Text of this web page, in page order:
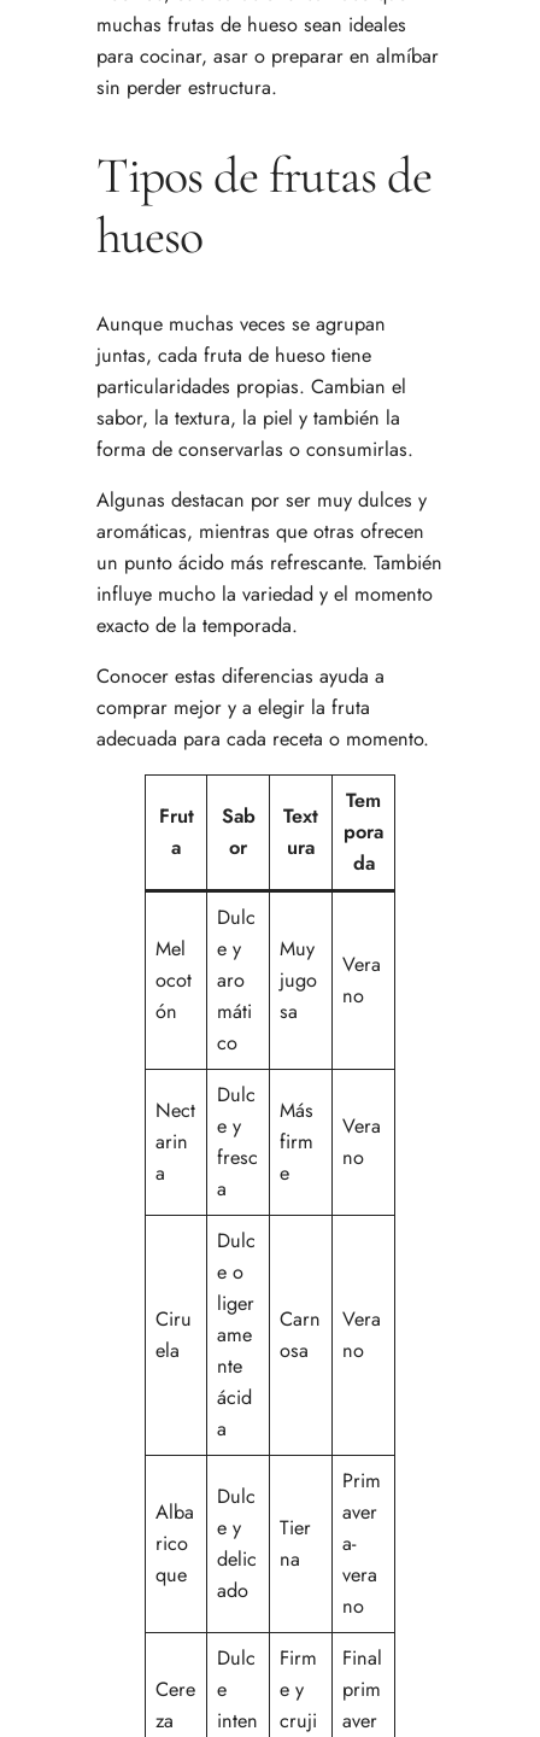
muchas frutas de hueso sean ideales
para cocinar, asar o preparar en almíbar
sin perder estructura.
Tipos de frutas de
hueso
Aunque muchas veces se agrupan
juntas, cada fruta de hueso tiene
particularidades propias. Cambian el
sabor, la textura, la piel y también la
forma de conservarlas o consumirlas.
Algunas destacan por ser muy dulces y
aromáticas, mientras que otras ofrecen
un punto ácido más refrescante. También
influye mucho la variedad y el momento
exacto de la temporada.
Conocer estas diferencias ayuda a
comprar mejor y a elegir la fruta
adecuada para cada receta o momento.
Frut
a
Sab
or
Text
ura
Tem
pora
da
Mel
ocot
ón
Dulc
e y
aro
máti
co
Muy
jugo
sa
Vera
no
Nect
arin
a
Dulc
e y
fresc
a
Más
firm
e
Vera
no
Ciru
ela
Dulc
e o
liger
ame
nte
ácid
a
Carn
osa
Vera
no
Alba
rico
que
Dulc
e y
delic
ado
Tier
na
Prim
aver
a-
vera
no
Cere
za
Dulc
e
inten
Firm
e y
cruji
Final
prim
aver